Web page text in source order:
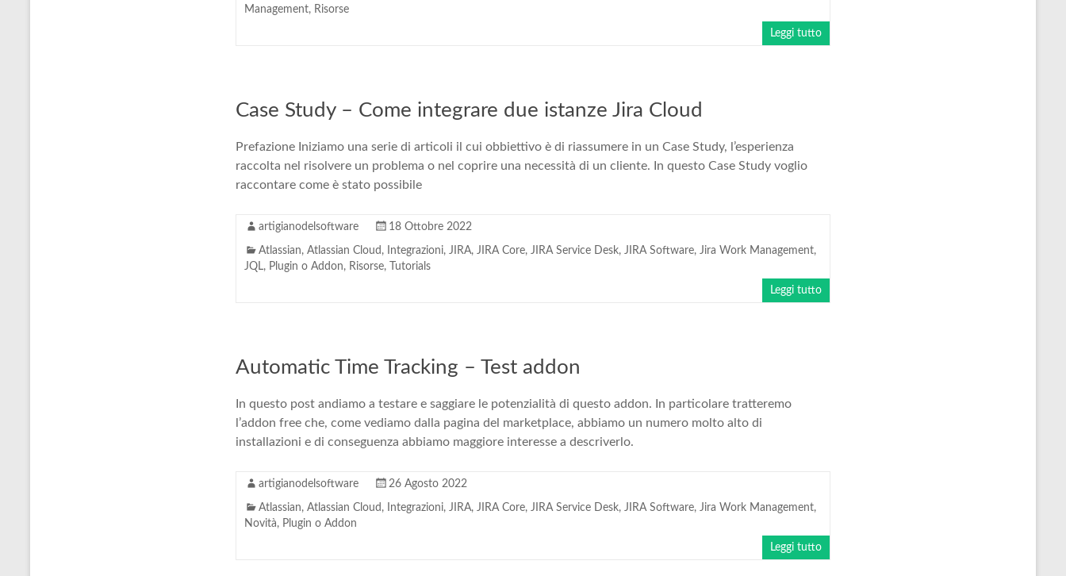
Management, Risorse
Leggi tutto
Case Study – Come integrare due istanze Jira Cloud
Prefazione Iniziamo una serie di articoli il cui obbiettivo è di riassumere in un Case Study, l’esperienza
raccolta nel risolvere un problema o nel coprire una necessità di un cliente. In questo Case Study voglio
raccontare come è stato possibile
artigianodelsoftware 18 Ottobre 2022
Atlassian, Atlassian Cloud , Integrazioni, JIRA, JIRA Core, JIRA Service Desk, JIRA Software, Jira Work Management,
JQL, Plugin o Addon, Risorse, Tutorials
Leggi tutto
Automatic Time Tracking – Test addon
In questo post andiamo a testare e saggiare le potenzialità di questo addon. In particolare tratteremo
l’addon free che, come vediamo dalla pagina del marketplace, abbiamo un numero molto alto di
installazioni e di conseguenza abbiamo maggiore interesse a descriverlo.
artigianodelsoftware 26 Agosto 2022
Atlassian, Atlassian Cloud , Integrazioni, JIRA, JIRA Core, JIRA Service Desk, JIRA Software, Jira Work Management,
Novità, Plugin o Addon
Leggi tutto